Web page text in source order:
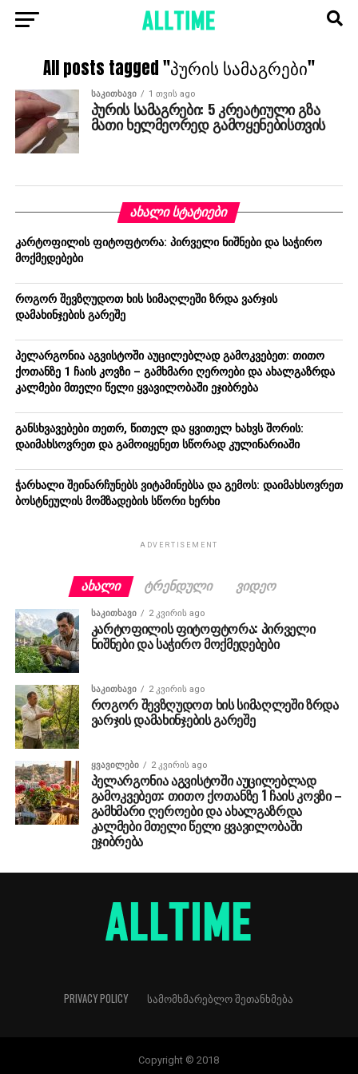
All posts tagged "პურის სამაგრები"
ᲡᲐᲙᲘᲗᲮᲐᲕᲘ 1 თვის ago
პურის სამაგრები: 5 კრეატიული გზა
მათი ხელმეორედ გამოყენებისთვის
ᲐᲮᲐᲚᲘ ᲡᲢᲐᲢᲘᲔᲑᲘ
კარტოფილის ფიტოფტორა: პირველი ნიშნები და საჭირო
მოქმედებები
როგორ შევზღუდოთ ხის სიმაღლეში ზრდა ვარჯის
დამახინჯების გარეშე
პელარგონია აგვისტოში აუცილებლად გამოკვებეთ: თითო
ქოთანზე 1 ჩაის კოვზი – გამხმარი ღეროები და ახალგაზრდა
კალმები მთელი წელი ყვავილობაში ეჯიბრება
განსხვავებები თეთრ, წითელ და ყვითელ ხახვს შორის:
დაიმახსოვრეთ და გამოიყენეთ სწორად კულინარიაში
ჭარხალი შეინარჩუნებს ვიტამინებსა და გემოს: დაიმახსოვრეთ
ბოსტნეულის მომზადების სწორი ხერხი
ADVERTISEMENT
ᲐᲮᲐᲚᲘ ᲢᲠᲔᲜᲓᲣᲚᲘ ᲕᲘᲓᲔᲝ
ᲡᲐᲙᲘᲗᲮᲐᲕᲘ 2 კვირის ago
კარტოფილის ფიტოფტორა: პირველი
ნიშნები და საჭირო მოქმედებები
ᲡᲐᲙᲘᲗᲮᲐᲕᲘ 2 კვირის ago
როგორ შევზღუდოთ ხის სიმაღლეში ზრდა
ვარჯის დამახინჯების გარეშე
ᲧᲕᲐᲕᲘᲚᲔᲑᲘ 2 კვირის ago
პელარგონია აგვისტოში აუცილებლად
გამოკვებეთ: თითო ქოთანზე 1 ჩაის კოვზი –
გამხმარი ღეროები და ახალგაზრდა
კალმები მთელი წელი ყვავილობაში
ეჯიბრება
PRIVACY POLICY ᲡᲐᲛᲝᲛᲮᲛᲐᲠᲔᲑᲚᲝ ᲨᲔᲗᲐᲜᲮᲛᲔᲑᲐ
Copyright © 2018